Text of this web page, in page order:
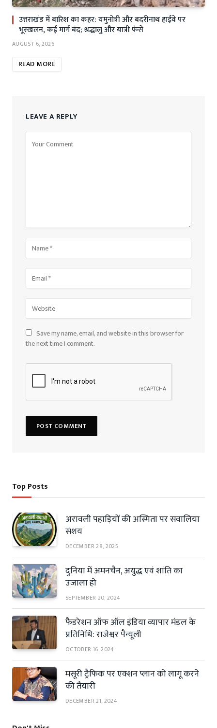
उत्तराखंड में बारिश का कहर: यमुनोत्री और बदरीनाथ हाईवे पर
भूस्खलन, कई मार्ग बंद; श्रद्धालु और यात्री फंसे
AUGUST 6, 2026
READ MORE
LEAVE A REPLY
Save my name, email, and website in this browser for
the next time I comment.
Top Posts
अरावली पहाड़ियों की अस्मिता पर सवालिया
संशय
DECEMBER 28, 2025
दुनिया में अमनचैन, अयुद्ध एवं शांति का
उजाला हो
SEPTEMBER 20, 2024
फैडरेशन ऑफ ऑल इंडिया व्यापार मंडल के
प्रतिनिधि: राजेश्वर पैन्यूली
OCTOBER 16, 2024
मसूरी ट्रैफिक पर एक्शन प्लान को लागू करने
की तैयारी
DECEMBER 21, 2024